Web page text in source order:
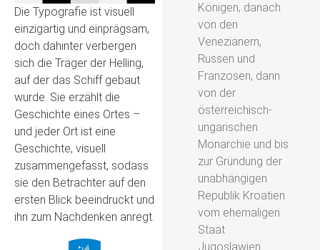
Die Typografie ist visuell
einzigartig und einprägsam,
doch dahinter verbergen
sich die Träger der Helling,
auf der das Schiff gebaut
wurde. Sie erzählt die
Geschichte eines Ortes –
und jeder Ort ist eine
Geschichte, visuell
zusammengefasst, sodass
sie den Betrachter auf den
ersten Blick beeindruckt und
ihn zum Nachdenken anregt.
Königen, danach
von den
Venezianern,
Russen und
Franzosen, dann
von der
österreichisch-
ungarischen
Monarchie und bis
zur Gründung der
unabhängigen
Republik Kroatien
vom ehemaligen
Staat
Jugoslawien.